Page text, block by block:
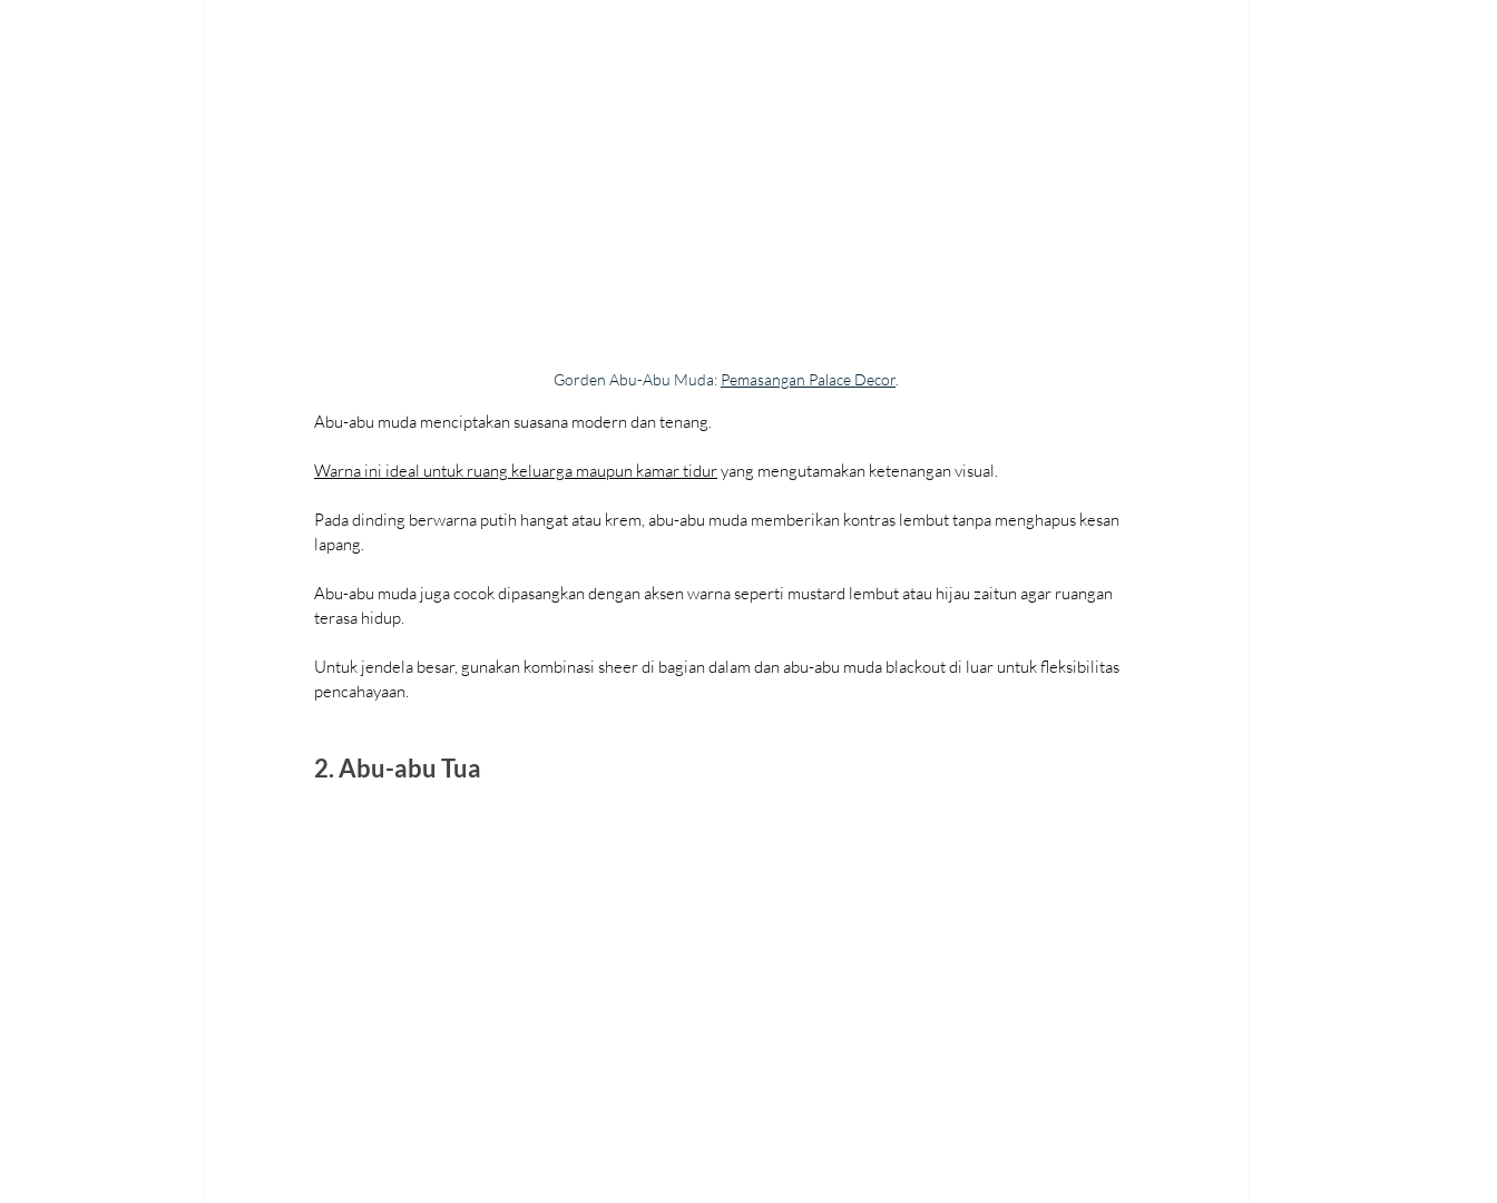
Gorden Abu-Abu Muda: Pemasangan Palace Decor
Abu-abu muda menciptakan suasana modern dan tenang.
Warna ini ideal untuk ruang keluarga maupun kamar tidur yang mengutamakan ketenangan visual.
Pada dinding berwarna putih hangat atau krem, abu-abu muda memberikan kontras lembut tanpa menghapus kesan
lapang.
Abu-abu muda juga cocok dipasangkan dengan aksen warna seperti mustard lembut atau hijau zaitun agar ruangan
terasa hidup.
Untuk jendela besar, gunakan kombinasi sheer di bagian dalam dan abu-abu muda blackout di luar untuk fleksibilitas
pencahayaan.
2. Abu-abu Tua